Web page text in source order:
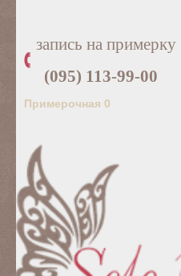
запись на примерку
(095) 113-99-00
Примерочная 0